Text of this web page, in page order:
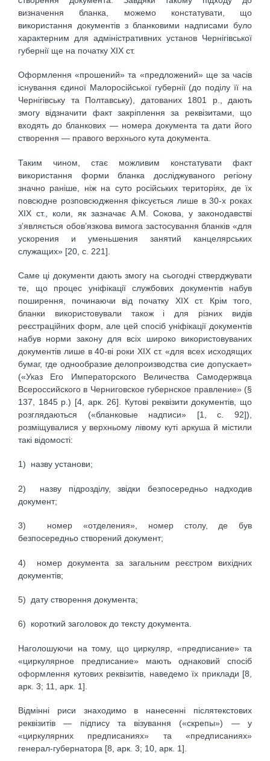
визначення бланка, можемо констатувати, що
використання документів з бланковими надписами було
характерним для адміністративних установ Чернігівської
губернії ще на початку ХІХ ст.
Оформлення «прошений» та «предложений» ще за часів
існування єдиної Малоросійської губернії (до поділу її на
Чернігівську та Полтавську), датованих 1801 р., дають
змогу відзначити факт закріплення за реквізитами, що
входять до бланкових — номера документа та дати його
створення — правого верхнього кута документа.
Таким чином, стає можливим констатувати факт
використання форми бланка досліджуваного регіону
значно раніше, ніж на суто російських територіях, де їх
повсюдне розповсюдження фіксується лише в 30-х роках
ХІХ ст., коли, як зазначає А.М. Сокова, у законодавстві
з’являється обов’язкова вимога застосування бланків «для
ускорения и уменьшения занятий канцелярських
служащих» [20, с. 221].
Саме ці документи дають змогу на сьогодні стверджувати
те, що процес уніфікації службових документів набув
поширення, починаючи від початку ХІХ ст. Крім того,
бланки використовували також і для різних видів
реєстраційних форм, але цей спосіб уніфікації документів
набув норми закону для всіх широко використовуваних
документів лише в 40-ві роки ХІХ ст. «для всех исходящих
бумаг, где однообразие делопроизводства сие допускает»
(«Указ Его Императорского Величества Самодержвца
Всероссийского в Черниговское губернское правление» (§
137, 1845 р.) [4, арк. 26]. Кутові реквізити документів, що
розглядаються («бланковые надписи» [1, с. 92]),
розміщувалися у верхньому лівому куті аркуша й містили
такі відомості:
1) назву установи;
2) назву підрозділу, звідки безпосередньо надходив
документ;
3) номер «отделения», номер столу, де був
безпосередньо створений документ;
4) номер документа за загальним реєстром вихідних
документів;
5) дату створення документа;
6) короткий заголовок до тексту документа.
Наголошуючи на тому, що циркуляр, «предписание» та
«циркулярное предписание» мають однаковий спосіб
оформлення кутових реквізитів, наведемо їх приклади [8,
арк. 3; 11, арк. 1].
Відмінні риси знаходимо в нанесенні післятекстових
реквізитів — підпису та візування («скрепы») — у
«циркулярних предписаниях» та «предписаниях»
генерал-губернатора [8, арк. 3; 10, арк. 1].